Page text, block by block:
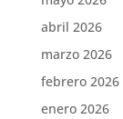
abril 2026
marzo 2026
febrero 2026
enero 2026